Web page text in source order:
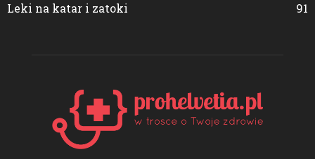
Leki na katar i zatoki
91